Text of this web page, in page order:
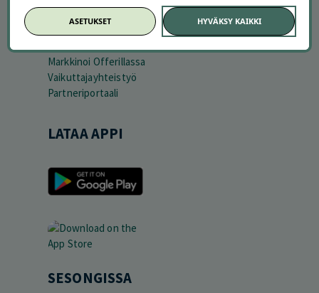
Offerilla mediassa
YRITYKSILLE
Markkinoi Offerillassa
Vaikuttajayhteistyö
Partneriportaali
LATAA APPI
SESONGISSA
ASETUKSET HYVÄKSY KAIKKI